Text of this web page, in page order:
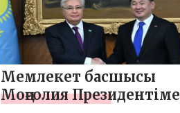
Мемлекет басшысы
Моңғолия